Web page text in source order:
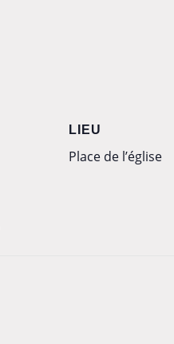
LIEU
Place de l’église